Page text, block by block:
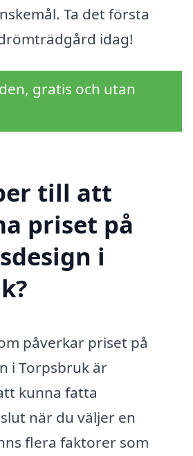
Ta det första
idag!
gratis och utan
till att
priset på
i
påverkar priset på
i Torpsbruk är
kunna fatta
när du väljer en
flera faktorer som